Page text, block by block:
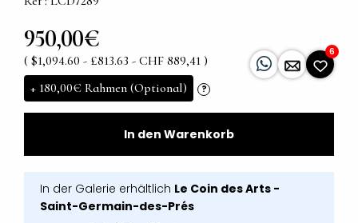
950,00€
( $1,094.60 - £813.63 - CHF 889,41 )
+ 180,00€ Rahmen (Optional) ?
6
In den Warenkorb
In der Galerie erhältlich Le Coin des Arts -
Saint-Germain-des-Prés